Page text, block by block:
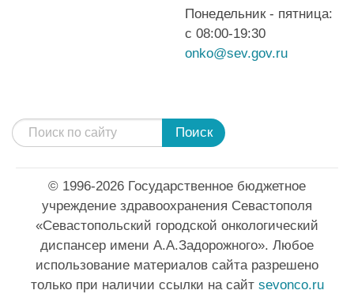
Понедельник - пятница:
с 08:00-19:30
onko@sev.gov.ru
Поиск
© 1996-2026 Государственное бюджетное
учреждение здравоохранения Севастополя
«Севастопольский городской онкологический
диспансер имени А.А.Задорожного». Любое
использование материалов сайта разрешено
только при наличии ссылки на сайт sevonco.ru